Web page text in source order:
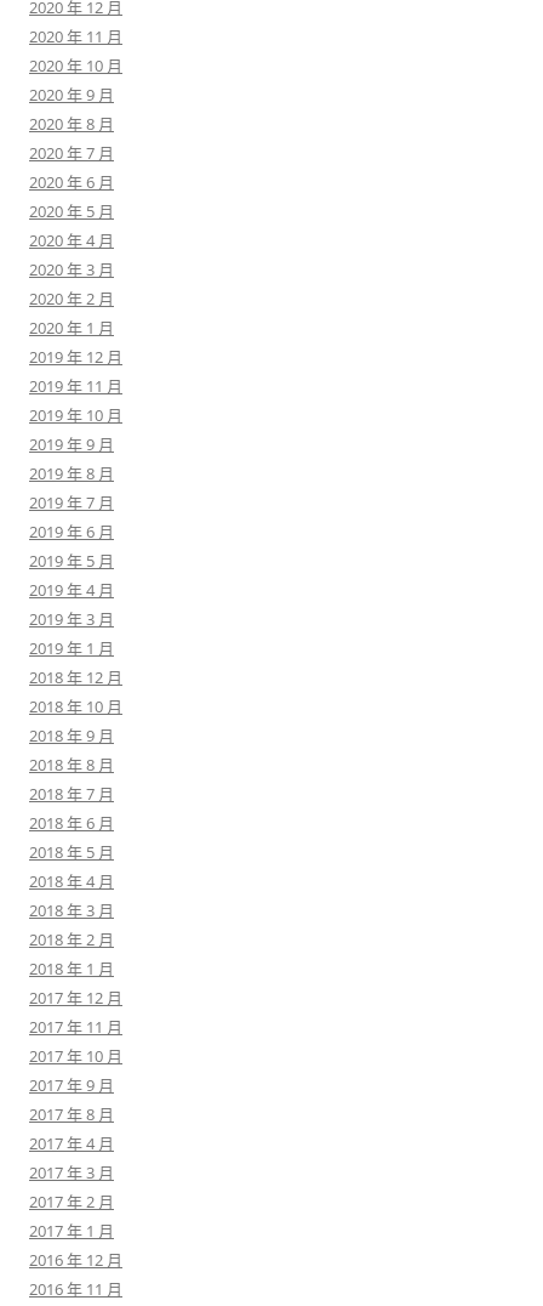
2020 年 12 月
2020 年 11 月
2020 年 10 月
2020 年 9 月
2020 年 8 月
2020 年 7 月
2020 年 6 月
2020 年 5 月
2020 年 4 月
2020 年 3 月
2020 年 2 月
2020 年 1 月
2019 年 12 月
2019 年 11 月
2019 年 10 月
2019 年 9 月
2019 年 8 月
2019 年 7 月
2019 年 6 月
2019 年 5 月
2019 年 4 月
2019 年 3 月
2019 年 1 月
2018 年 12 月
2018 年 10 月
2018 年 9 月
2018 年 8 月
2018 年 7 月
2018 年 6 月
2018 年 5 月
2018 年 4 月
2018 年 3 月
2018 年 2 月
2018 年 1 月
2017 年 12 月
2017 年 11 月
2017 年 10 月
2017 年 9 月
2017 年 8 月
2017 年 4 月
2017 年 3 月
2017 年 2 月
2017 年 1 月
2016 年 12 月
2016 年 11 月